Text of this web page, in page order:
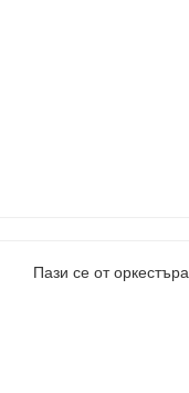
Пази се от оркестъра